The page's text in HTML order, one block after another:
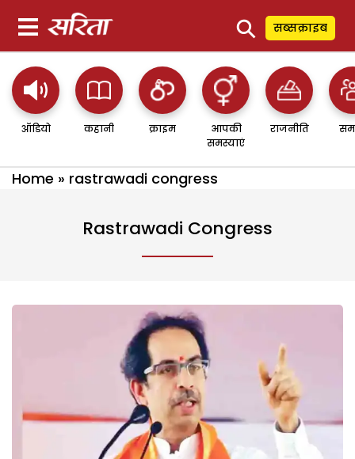
⚲ सब्सक्राइब
ऑडियो कहानी क्राइम
आपकी
समस्याएं
राजनीति
Home » rastrawadi congress
Rastrawadi Congress